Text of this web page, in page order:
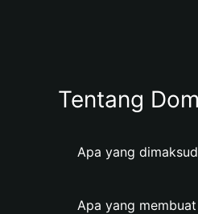
Tentang
Apa yang
Apa yang